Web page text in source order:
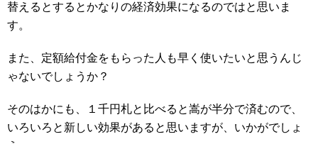
替えるとするとかなりの経済効果になるのではと思いま
す。
また、定額給付金をもらった人も早く使いたいと思うんじ
ゃないでしょうか？
そのはかにも、１千円札と比べると嵩が半分で済むので、
いろいろと新しい効果があると思いますが、いかがでしょ